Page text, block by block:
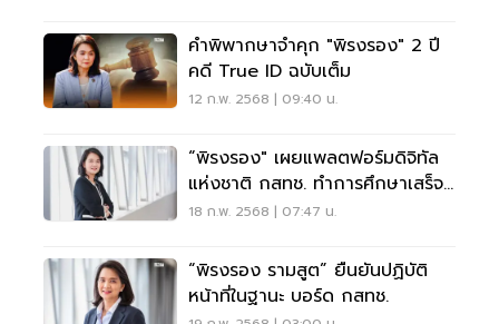
คำพิพากษาจำคุก "พิรงรอง" 2 ปี
คดี True ID ฉบับเต็ม
12 ก.พ. 2568 | 09:40 น.
“พิรงรอง" เผยแพลตฟอร์มดิจิทัล
แห่งชาติ กสทช. ทำการศึกษาเสร็จ
แล้ว
18 ก.พ. 2568 | 07:47 น.
“พิรงรอง รามสูต” ยืนยันปฏิบัติ
หน้าที่ในฐานะ บอร์ด กสทช.